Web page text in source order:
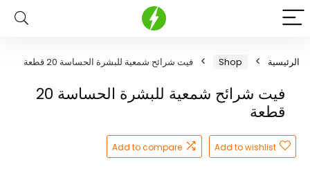
الرئيسية Shop فيت شرائح شمعية للبشرة الحساسة 20 قطعة
فيت شرائح شمعية للبشرة الحساسة 20
قطعة
Add to wishlist
Add to compare